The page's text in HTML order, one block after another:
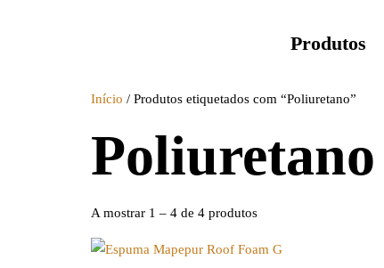
Produtos
Início / Produtos etiquetados com “Poliuretano”
Poliuretano
A mostrar 1 – 4 de 4 produtos